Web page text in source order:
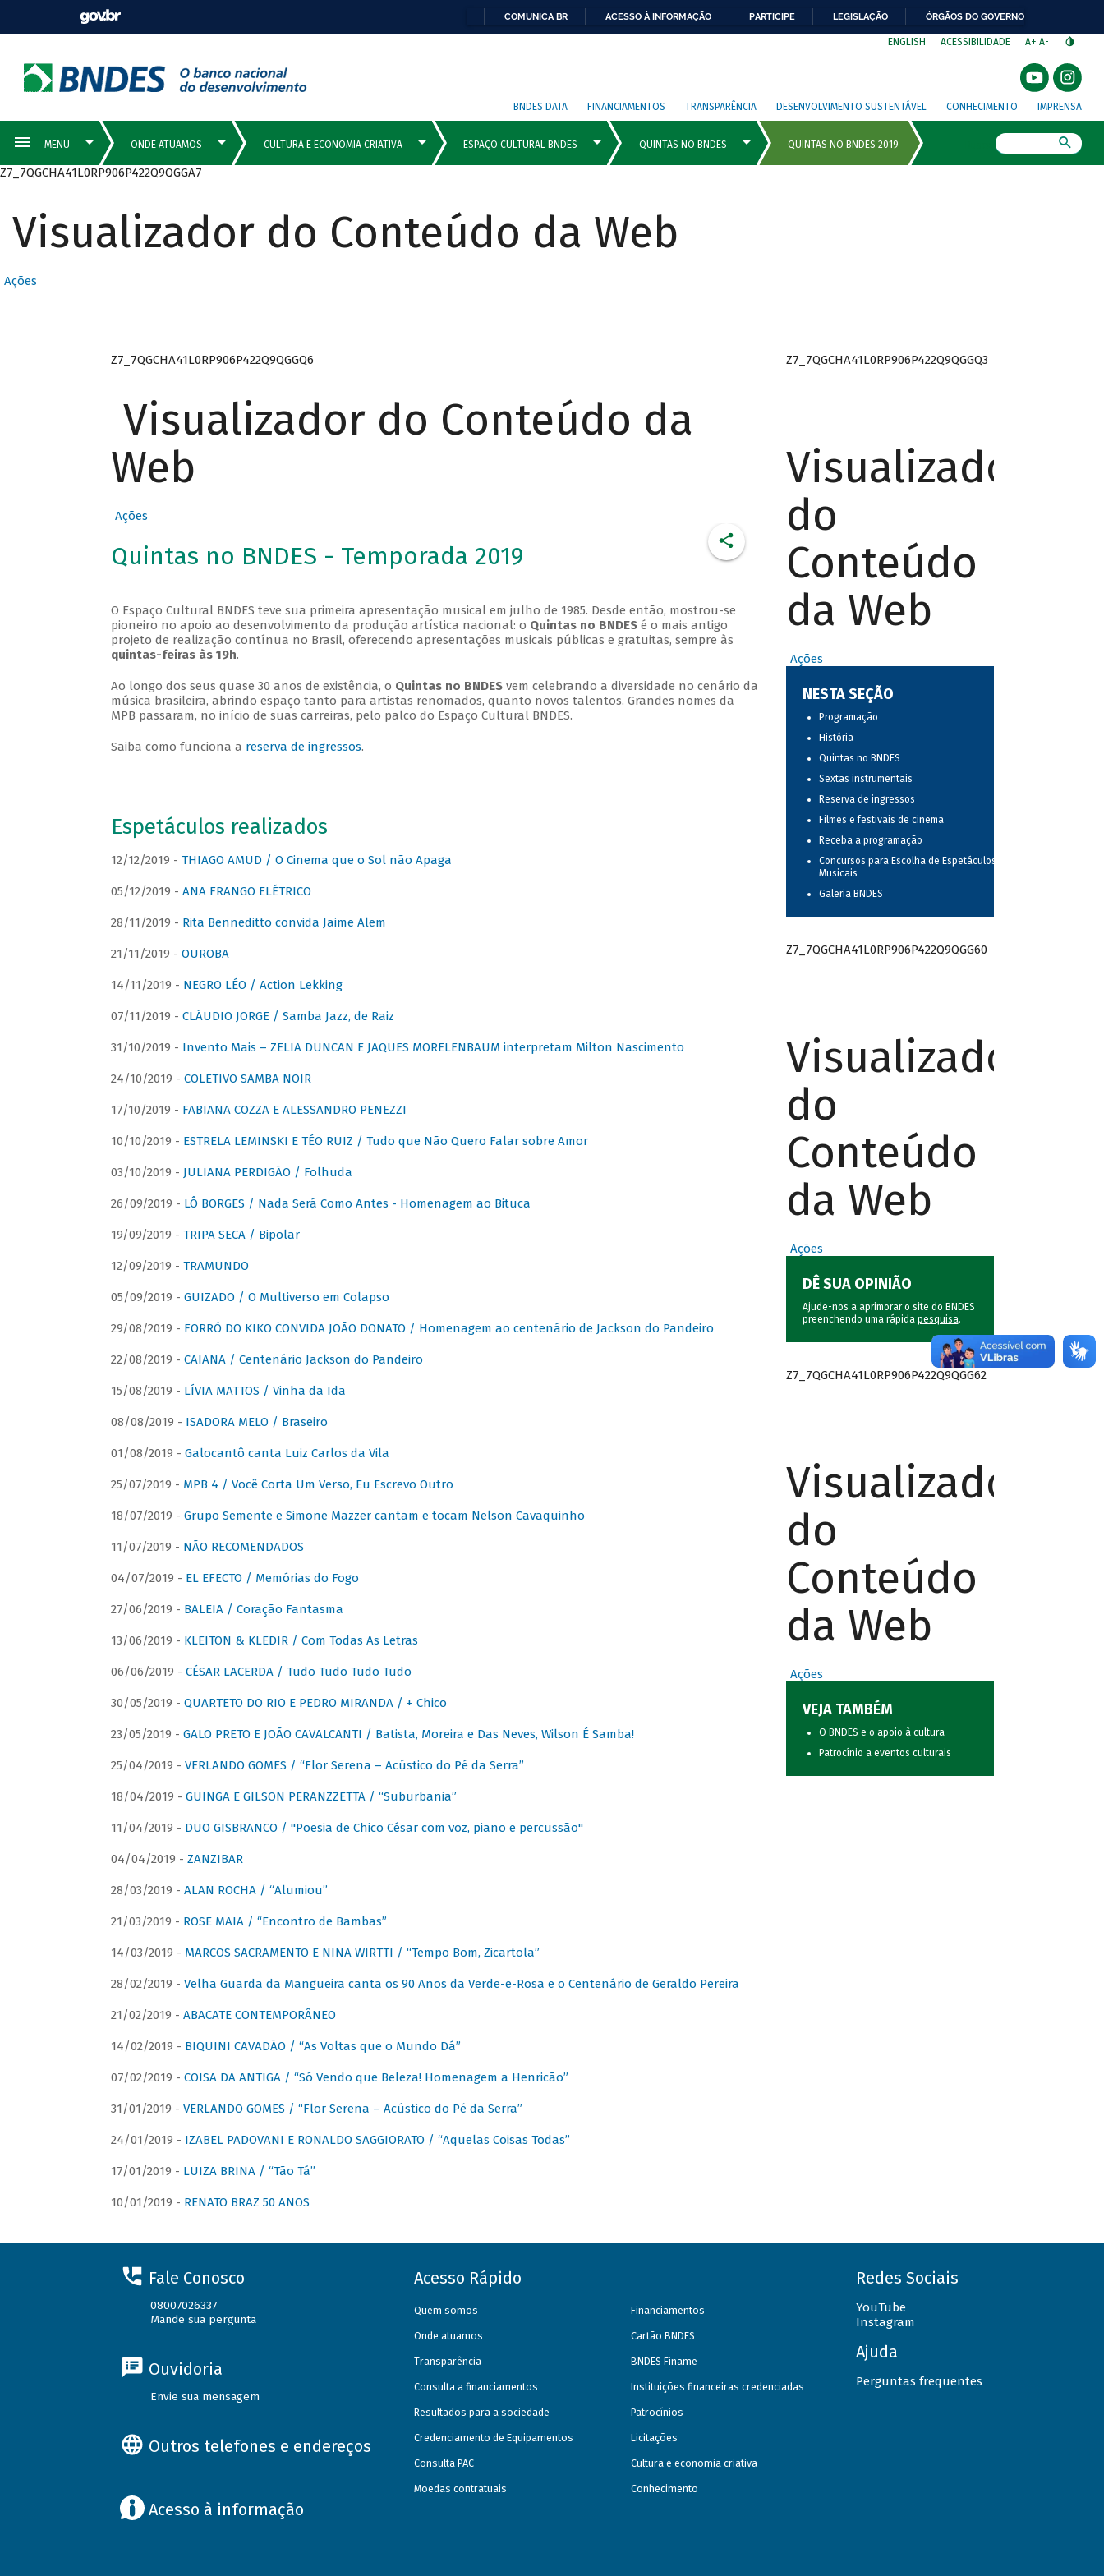
COMUNICA BR ACESSO À INFORMAÇÃO PARTICIPE LEGISLAÇÃO ÓRGÃOS DO GOVERNO
ENGLISH ACESSIBILIDADE A+ A-
BNDES DATA FINANCIAMENTOS TRANSPARÊNCIA DESENVOLVIMENTO SUSTENTÁVEL CONHECIMENTO IMPRENSA
Z7_7QGCHA41L0RP906P422Q9QGGA7
Visualizador do Conteúdo da Web
Ações
Z7_7QGCHA41L0RP906P422Q9QGGQ6
Visualizador do Conteúdo da
Web
Ações
Quintas no BNDES - Temporada 2019
O Espaço Cultural BNDES teve sua primeira apresentação musical em julho de 1985. Desde então, mostrou-se
pioneiro no apoio ao desenvolvimento da produção artística nacional: o Quintas no BNDESé o mais antigo
projeto de realização contínua no Brasil, oferecendo apresentações musicais públicas e gratuitas, sempre às
quintas-feiras às 19h.
Ao longo dos seus quase 30 anos de existência, o Quintas no BNDESvem celebrando a diversidade no cenário da
música brasileira, abrindo espaço tanto para artistas renomados, quanto novos talentos. Grandes nomes da
MPB passaram, no início de suas carreiras, pelo palco do Espaço Cultural BNDES.
Saiba como funciona a reserva de ingressos.
Espetáculos realizados
12/12/2019 - THIAGO AMUD / O Cinema que o Sol não Apaga
05/12/2019 - ANA FRANGO ELÉTRICO
28/11/2019 - Rita Benneditto convida Jaime Alem
21/11/2019 - OUROBA
14/11/2019 - NEGRO LÉO / Action Lekking
07/11/2019 - CLÁUDIO JORGE / Samba Jazz, de Raiz
31/10/2019 - Invento Mais – ZELIA DUNCAN E JAQUES MORELENBAUM interpretam Milton Nascimento
24/10/2019 - COLETIVO SAMBA NOIR
17/10/2019 - FABIANA COZZA E ALESSANDRO PENEZZI
10/10/2019 - ESTRELA LEMINSKI E TÉO RUIZ / Tudo que Não Quero Falar sobre Amor
03/10/2019 - JULIANA PERDIGÃO / Folhuda
26/09/2019 - LÔ BORGES / Nada Será Como Antes - Homenagem ao Bituca
19/09/2019 - TRIPA SECA / Bipolar
12/09/2019 - TRAMUNDO
05/09/2019 - GUIZADO / O Multiverso em Colapso
29/08/2019 - FORRÓ DO KIKO CONVIDA JOÃO DONATO / Homenagem ao centenário de Jackson do Pandeiro
22/08/2019 - CAIANA / Centenário Jackson do Pandeiro
15/08/2019 - LÍVIA MATTOS / Vinha da Ida
08/08/2019 - ISADORA MELO / Braseiro
01/08/2019 - Galocantô canta Luiz Carlos da Vila
25/07/2019 - MPB 4 / Você Corta Um Verso, Eu Escrevo Outro
18/07/2019 - Grupo Semente e Simone Mazzer cantam e tocam Nelson Cavaquinho
11/07/2019 - NÃO RECOMENDADOS
04/07/2019 - EL EFECTO / Memórias do Fogo
27/06/2019 - BALEIA / Coração Fantasma
13/06/2019 - KLEITON & KLEDIR / Com Todas As Letras
06/06/2019 - CÉSAR LACERDA / Tudo Tudo Tudo Tudo
30/05/2019 - QUARTETO DO RIO E PEDRO MIRANDA / + Chico
23/05/2019 - GALO PRETO E JOÃO CAVALCANTI / Batista, Moreira e Das Neves, Wilson É Samba!
25/04/2019 - VERLANDO GOMES / “Flor Serena – Acústico do Pé da Serra”
18/04/2019 - GUINGA E GILSON PERANZZETTA / “Suburbania”
11/04/2019 - DUO GISBRANCO / "Poesia de Chico César com voz, piano e percussão"
04/04/2019 - ZANZIBAR
28/03/2019 - ALAN ROCHA / “Alumiou”
21/03/2019 - ROSE MAIA / “Encontro de Bambas”
14/03/2019 - MARCOS SACRAMENTO E NINA WIRTTI / “Tempo Bom, Zicartola”
28/02/2019 - Velha Guarda da Mangueira canta os 90 Anos da Verde-e-Rosa e o Centenário de Geraldo Pereira
21/02/2019 - ABACATE CONTEMPORÂNEO
14/02/2019 - BIQUINI CAVADÃO / “As Voltas que o Mundo Dá”
07/02/2019 - COISA DA ANTIGA / “Só Vendo que Beleza! Homenagem a Henricão”
31/01/2019 - VERLANDO GOMES / “Flor Serena – Acústico do Pé da Serra”
24/01/2019 - IZABEL PADOVANI E RONALDO SAGGIORATO / “Aquelas Coisas Todas”
17/01/2019 - LUIZA BRINA / “Tão Tá”
10/01/2019 - RENATO BRAZ 50 ANOS
Z7_7QGCHA41L0RP906P422Q9QGGQ3
Visualizador
do
Conteúdo
da Web
Ações
NESTA SEÇÃO
Programação
História
Quintas no BNDES
Sextas instrumentais
Reserva de ingressos
Filmes e festivais de cinema
Receba a programação
Concursos para Escolha de Espetáculos
Musicais
Galeria BNDES
Z7_7QGCHA41L0RP906P422Q9QGG60
Visualizador
do
Conteúdo
da Web
Ações
DÊ SUA OPINIÃO
Ajude-nos a aprimorar o site do BNDES
preenchendo uma rápida pesquisa.
Z7_7QGCHA41L0RP906P422Q9QGG62
Visualizador
do
Conteúdo
da Web
Ações
VEJA TAMBÉM
O BNDES e o apoio à cultura
Patrocínio a eventos culturais
Fale Conosco
08007026337
Mande sua pergunta
Ouvidoria
Envie sua mensagem
Outros telefones e endereços
Acesso à informação
Acesso Rápido
Quem somos
Onde atuamos
Transparência
Consulta a financiamentos
Resultados para a sociedade
Credenciamento de Equipamentos
Consulta PAC
Moedas contratuais
Financiamentos
Cartão BNDES
BNDES Finame
Instituições financeiras credenciadas
Patrocínios
Licitações
Cultura e economia criativa
Conhecimento
Redes Sociais
YouTube
Instagram
Ajuda
Perguntas frequentes